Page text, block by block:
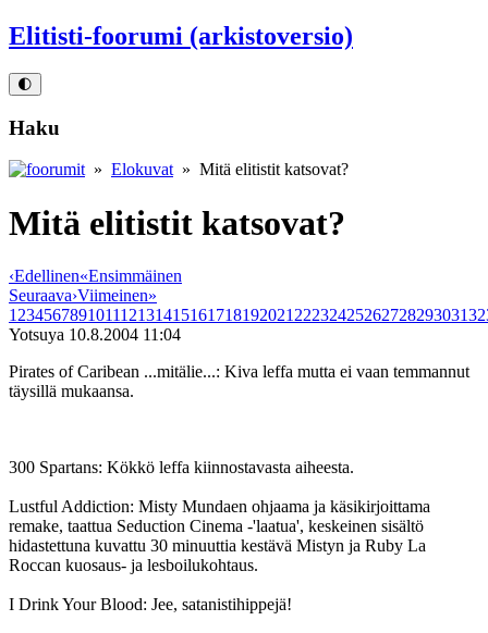
Elitisti-foorumi (arkistoversio)
🌓
Haku
» Elokuvat » Mitä elitistit katsovat?
Mitä elitistit katsovat?
‹Edellinen«Ensimmäinen
Seuraava›Viimeinen»
1 23456789101112131415161718192021 2223242526272829303132
Yotsuya 10.8.2004 11:04
Pirates of Caribean ...mitälie...: Kiva leffa mutta ei vaan temmannut
täysillä mukaansa.
300 Spartans: Kökkö leffa kiinnostavasta aiheesta.
Lustful Addiction: Misty Mundaen ohjaama ja käsikirjoittama
remake, taattua Seduction Cinema -'laatua', keskeinen sisältö
hidastettuna kuvattu 30 minuuttia kestävä Mistyn ja Ruby La
Roccan kuosaus- ja lesboilukohtaus.
I Drink Your Blood: Jee, satanistihippejä!